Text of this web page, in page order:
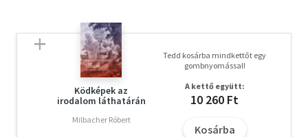
Ködképek az
irodalom láthatárán
Milbacher Róbert
Tedd kosárba mindkettőt egy
gombnyomással!
A kettő együtt:
10 260 Ft
Kosárba